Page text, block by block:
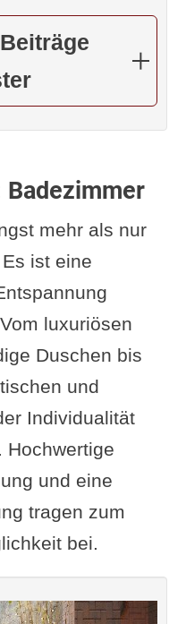
Badezimmer
mehr als nur
ist eine
luxuriösen
Duschen bis
und
Individualität
Hochwertige
und eine
tragen zum
bei.